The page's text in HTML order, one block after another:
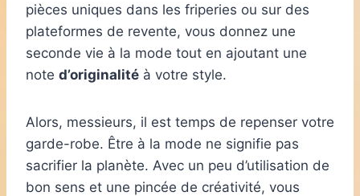
pièces uniques dans les friperies ou sur des
plateformes de revente, vous donnez une
seconde vie à la mode tout en ajoutant une
note d’originalité à votre style.
Alors, messieurs, il est temps de repenser votre
garde-robe. Être à la mode ne signifie pas
sacrifier la planète. Avec un peu d’utilisation de
bon sens et une pincée de créativité, vous